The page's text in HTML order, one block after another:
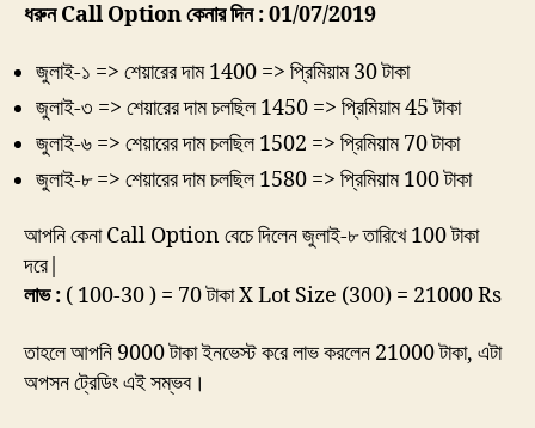
ধরুন Call Option কেনার দিন : 01/07/2019
জুলাই-১ => শেয়ারের দাম 1400 => প্রিমিয়াম 30 টাকা
জুলাই-৩ => শেয়ারের দাম চলছিল 1450 => প্রিমিয়াম 45 টাকা
জুলাই-৬ => শেয়ারের দাম চলছিল 1502 => প্রিমিয়াম 70 টাকা
জুলাই-৮ => শেয়ারের দাম চলছিল 1580 => প্রিমিয়াম 100 টাকা
আপনি কেনা Call Option বেচে দিলেন জুলাই-৮ তারিখে 100 টাকা
দরে|
লাভ : ( 100-30 ) = 70 টাকা X Lot Size (300) = 21000 Rs
তাহলে আপনি 9000 টাকা ইনভেস্ট করে লাভ করলেন 21000 টাকা, এটা
অপসন ট্রেডিং এই সম্ভব।